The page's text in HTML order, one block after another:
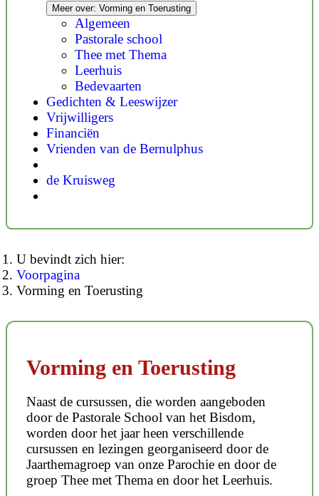
Meer over: Vorming en Toerusting
Algemeen
Pastorale school
Thee met Thema
Leerhuis
Bedevaarten
Gedichten & Leeswijzer
Vrijwilligers
Financiën
Vrienden van de Bernulphus
de Kruisweg
U bevindt zich hier:
Voorpagina
Vorming en Toerusting
Vorming en Toerusting
Naast de cursussen, die worden aangeboden
door de Pastorale School van het Bisdom,
worden door het jaar heen verschillende
cursussen en lezingen georganiseerd door de
Jaarthemagroep van onze Parochie en door de
groep Thee met Thema en door het Leerhuis.